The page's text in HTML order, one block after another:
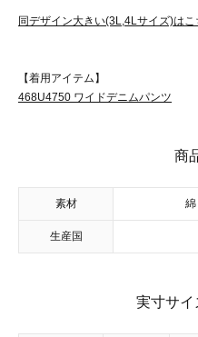
同デザイン大きい(3L,4Lサイズ)はこ
【着用アイテム】
468U4750 ワイドデニムパンツ
商
素材 綿
生産国
実寸サイ